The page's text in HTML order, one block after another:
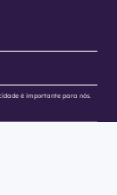
é importante para nós.